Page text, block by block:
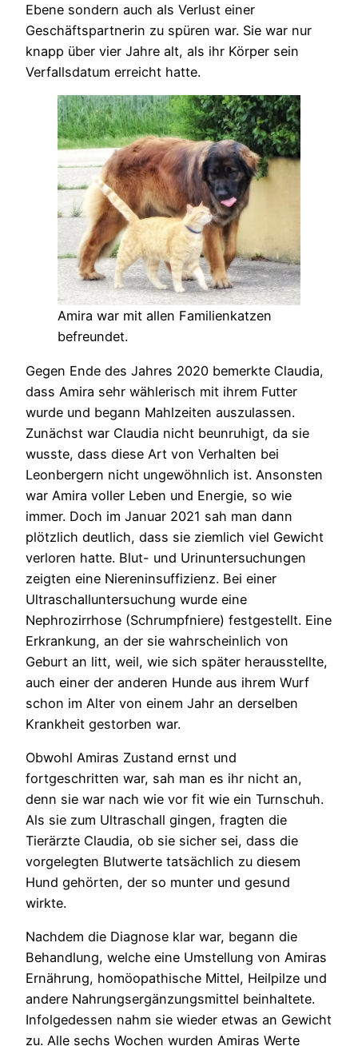
Ebene sondern auch als Verlust einer
Geschäftspartnerin zu spüren war. Sie war nur
knapp über vier Jahre alt, als ihr Körper sein
Verfallsdatum erreicht hatte.
Amira war mit allen Familienkatzen
befreundet.
Gegen Ende des Jahres 2020 bemerkte Claudia,
dass Amira sehr wählerisch mit ihrem Futter
wurde und begann Mahlzeiten auszulassen.
Zunächst war Claudia nicht beunruhigt, da sie
wusste, dass diese Art von Verhalten bei
Leonbergern nicht ungewöhnlich ist. Ansonsten
war Amira voller Leben und Energie, so wie
immer. Doch im Januar 2021 sah man dann
plötzlich deutlich, dass sie ziemlich viel Gewicht
verloren hatte. Blut- und Urinuntersuchungen
zeigten eine Niereninsuffizienz. Bei einer
Ultraschalluntersuchung wurde eine
Nephrozirrhose (Schrumpfniere) festgestellt. Eine
Erkrankung, an der sie wahrscheinlich von
Geburt an litt, weil, wie sich später herausstellte,
auch einer der anderen Hunde aus ihrem Wurf
schon im Alter von einem Jahr an derselben
Krankheit gestorben war.
Obwohl Amiras Zustand ernst und
fortgeschritten war, sah man es ihr nicht an,
denn sie war nach wie vor fit wie ein Turnschuh.
Als sie zum Ultraschall gingen, fragten die
Tierärzte Claudia, ob sie sicher sei, dass die
vorgelegten Blutwerte tatsächlich zu diesem
Hund gehörten, der so munter und gesund
wirkte.
Nachdem die Diagnose klar war, begann die
Behandlung, welche eine Umstellung von Amiras
Ernährung, homöopathische Mittel, Heilpilze und
andere Nahrungsergänzungsmittel beinhaltete.
Infolgedessen nahm sie wieder etwas an Gewicht
zu. Alle sechs Wochen wurden Amiras Werte